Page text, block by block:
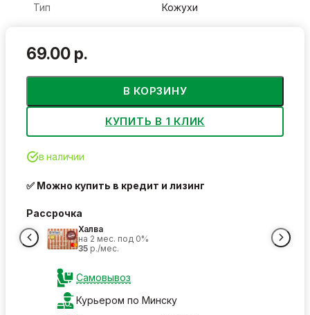
Тип Кожухи
69.00 р.
В КОРЗИНУ
КУПИТЬ В 1 КЛИК
в наличии
✅ Можно купить в кредит и лизинг
Рассрочка
Халва
на 2 мес. под 0%
35 р./мес.
Самовывоз
Курьером по Минску